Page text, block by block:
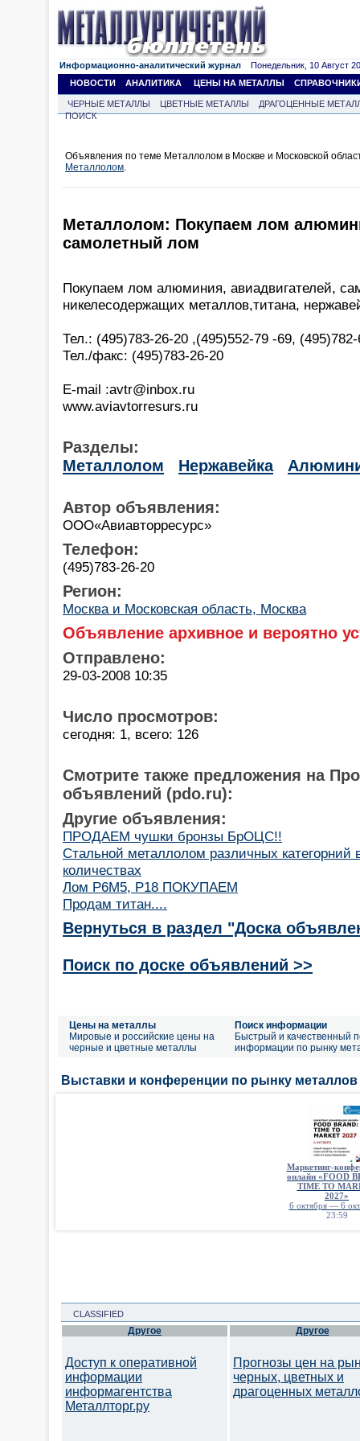
Информационно-аналитический журнал Понедельник, 10 Август
НОВОСТИ
АНАЛИТИКА ЦЕНЫ НА МЕТАЛЛЫ
ЧЕРНЫЕ МЕТАЛЛЫ ЦВЕТНЫЕ МЕТАЛЛЫ
ДРАГОЦЕННЫЕ
ПОИСК
Объявления по теме Металлолом в Москве и Московской
Металлолом.
Металлолом: Покупаем лом
самолетный лом
Покупаем лом алюминия, авиадвигателей,
никелесодержащих металлов,титана,
Тел.: (495)783-26-20 ,(495)552-79 -69,
Тел./факс: (495)783-26-20
E-mail :avtr@inbox.ru
www.aviavtorresurs.ru
Разделы:
Металлолом
Нержавейка
Автор объявления:
ООО«Aвиавторресурс»
Телефон:
(495)783-26-20
Регион:
Москва и Московская область, Москва
Объявление архивное и вероятно
Отправлено:
29-03-2008 10:35
Число просмотров:
сегодня: 1, всего: 126
Смотрите также предложения на
объявлений (pdo.ru):
Другие объявления:
ПРОДАЕМ чушки бронзы БрОЦС!!
Стальной металлолом различных категорний
количествах
Лом Р6М5, Р18 ПОКУПАЕМ
Продам титан....
Вернуться в раздел "Доска
Поиск по доске объявлений >>
Цены на металлы
Мировые и российские цены на
черные и цветные металлы
Поиск информации
Быстрый и качественный
информации по рынку
Выставки и конференции по рынку
Маркетинг-
онлайн «FOOD
TIME TO
2027»
6 октября — 6
23:59
CLASSIFIED
Другое
Доступ к оперативной
информации
информагентства
Металлторг.ру
Другое
Прогнозы цен на
черных, цветных и
драгоценных